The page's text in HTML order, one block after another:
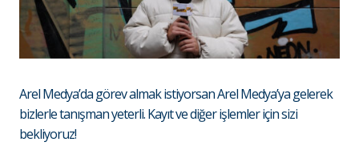
Arel Medya’da görev almak istiyorsan Arel Medya’ya gelerek
bizlerle tanışman yeterli. Kayıt ve diğer işlemler için sizi
bekliyoruz!